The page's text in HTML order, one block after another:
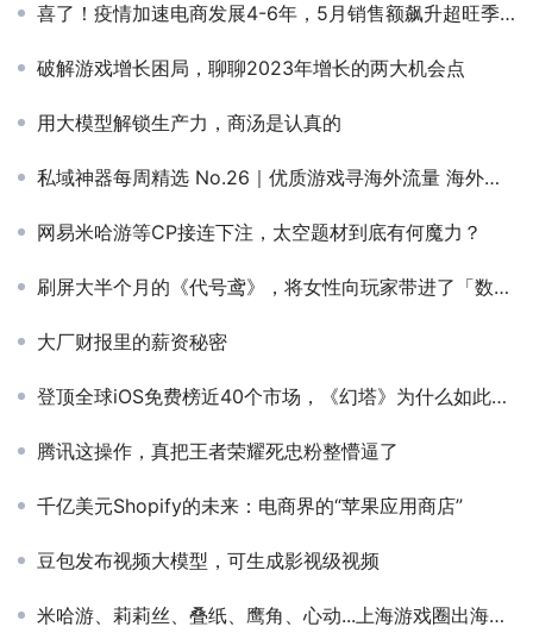
喜了！疫情加速电商发展4-6年，5月销售额飙升超旺季水平！ 原创 何颖 小柠檬 亿恩 昨天
破解游戏增长困局，聊聊2023年增长的两大机会点
用大模型解锁生产力，商汤是认真的
私域神器每周精选 No.26｜优质游戏寻海外流量 海外公司岗位招聘
网易米哈游等CP接连下注，太空题材到底有何魔力？
刷屏大半个月的《代号鸢》，将女性向玩家带进了「数值深坑」
大厂财报里的薪资秘密
登顶全球iOS免费榜近40个市场，《幻塔》为什么如此受全球用户欢迎？
腾讯这操作，真把王者荣耀死忠粉整懵逼了
千亿美元Shopify的未来：电商界的“苹果应用商店”
豆包发布视频大模型，可生成影视级视频
米哈游、莉莉丝、叠纸、鹰角、心动...上海游戏圈出海大盘点！